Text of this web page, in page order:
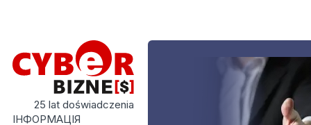
25 lat doświadczenia
ІНФОРМАЦІЯ